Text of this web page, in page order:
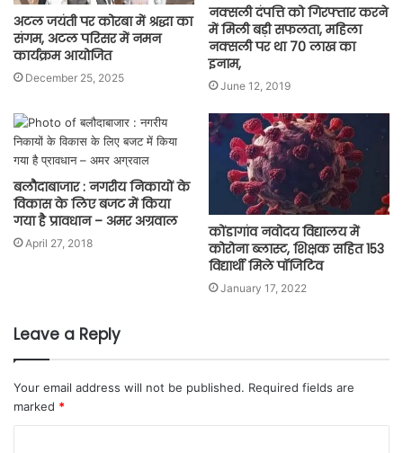
अटल जयंती पर कोरबा में श्रद्धा का
संगम, अटल परिसर में नमन
कार्यक्रम आयोजित
December 25, 2025
नक्सली दंपत्ति को गिरफ्तार करने
में मिली बड़ी सफलता, महिला
नक्सली पर था 70 लाख का
इनाम,
June 12, 2019
बलौदाबाजार : नगरीय निकायों के
विकास के लिए बजट में किया
गया है प्रावधान – अमर अग्रवाल
April 27, 2018
कोंडागांव नवोदय विद्यालय में
कोरोना ब्लास्ट, शिक्षक सहित 153
विद्यार्थी मिले पॉजिटिव
January 17, 2022
Leave a Reply
Your email address will not be published. Required fields are
marked *